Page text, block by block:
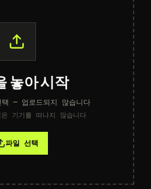
놓아 시작
— 업로드되지 않습니다
기기를 떠나지 않습니다
파일 선택